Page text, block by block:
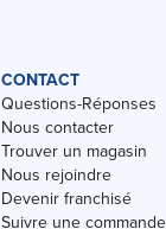
CONTACT
Questions-Réponses
Nous contacter
Trouver un magasin
Nous rejoindre
Devenir franchisé
Suivre une commande